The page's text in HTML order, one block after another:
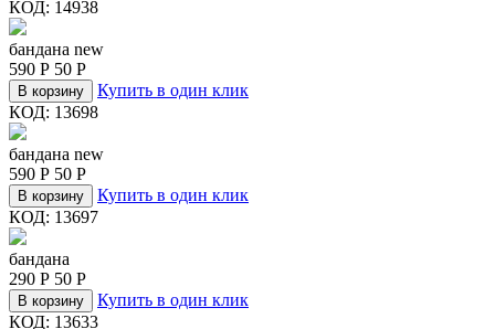
КОД: 14938
бандана new
590 Р 50 Р
В корзину
Купить в один клик
КОД: 13698
бандана new
590 Р 50 Р
В корзину
Купить в один клик
КОД: 13697
бандана
290 Р 50 Р
В корзину
Купить в один клик
КОД: 13633